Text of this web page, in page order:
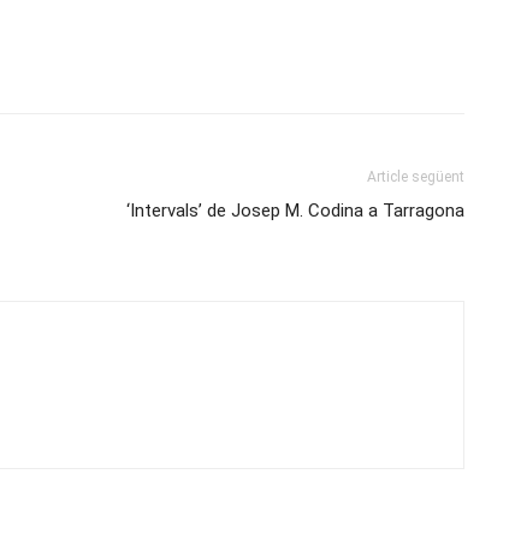
Article següent
‘Intervals’ de Josep M. Codina a Tarragona